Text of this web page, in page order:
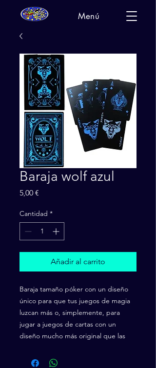
Menú
Baraja wolf azul
5,00 €
Cantidad *
Añadir al carrito
Baraja tamaño póker con un diseño
único para que tus juegos de magia
luzcan más o, simplemente, para
jugar a juegos de cartas con un
diseño mucho más original que las